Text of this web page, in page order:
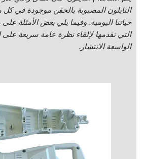
النايلون المصبوبة بالحقن موجودة في كل
حياتنا اليومية. وفيما يلي بعض الأمثلة على
التي نقدمها لإلقاء نظرة عامة سريعة على
الواسعة الانتشار.